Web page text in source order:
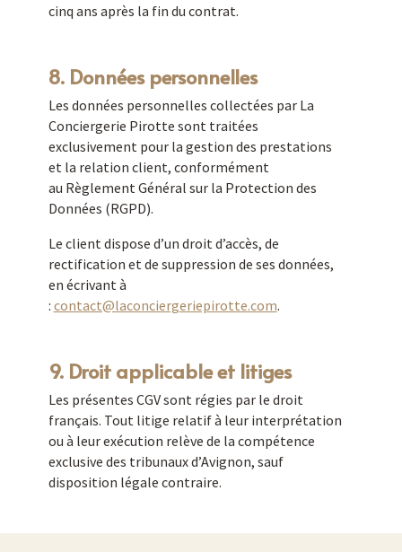
cinq ans après la fin du contrat.
8. Données personnelles
Les données personnelles collectées par La
Conciergerie Pirotte sont traitées
exclusivement pour la gestion des prestations
et la relation client, conformément
au Règlement Général sur la Protection des
Données (RGPD).
Le client dispose d’un droit d’accès, de
rectification et de suppression de ses données,
en écrivant à
: contact@laconciergeriepirotte.com.
9. Droit applicable et litiges
Les présentes CGV sont régies par le droit
français. Tout litige relatif à leur interprétation
ou à leur exécution relève de la compétence
exclusive des tribunaux d’Avignon, sauf
disposition légale contraire.